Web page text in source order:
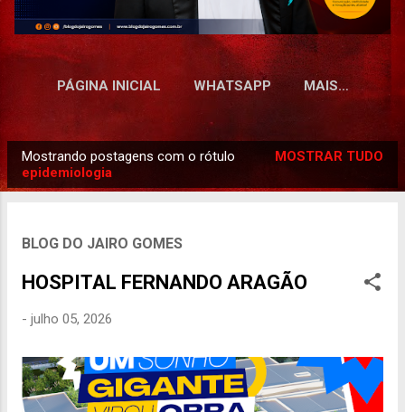
PÁGINA INICIAL WHATSAPP MAIS…
o
Mostrando postagens com o rótulo
epidemiologia
MOSTRAR TUDO
BLOG DO JAIRO GOMES
HOSPITAL FERNANDO ARAGÃO
- julho 05, 2026